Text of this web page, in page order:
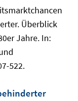
Überblick
Jahre. In:
522.